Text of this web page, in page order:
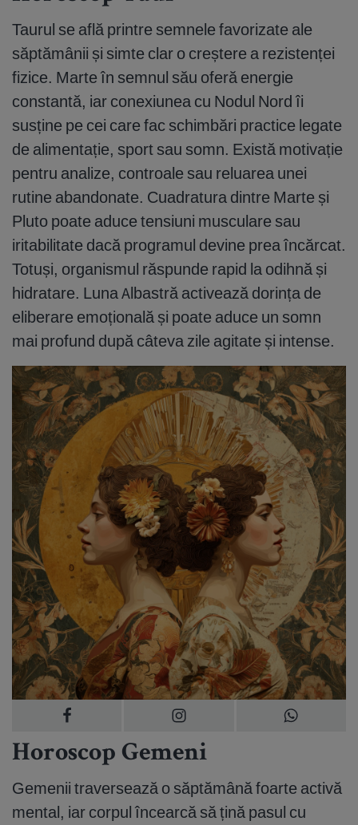
Taurul se află printre semnele favorizate ale
săptămânii și simte clar o creștere a rezistenței
fizice. Marte în semnul său oferă energie
constantă, iar conexiunea cu Nodul Nord îi
susține pe cei care fac schimbări practice legate
de alimentație, sport sau somn. Există motivație
pentru analize, controale sau reluarea unei
rutine abandonate. Cuadratura dintre Marte și
Pluto poate aduce tensiuni musculare sau
iritabilitate dacă programul devine prea încărcat.
Totuși, organismul răspunde rapid la odihnă și
hidratare. Luna Albastră activează dorința de
eliberare emoțională și poate aduce un somn
mai profund după câteva zile agitate și intense.
Horoscop Gemeni
Gemenii traversează o săptămână foarte activă
mental, iar corpul încearcă să țină pasul cu